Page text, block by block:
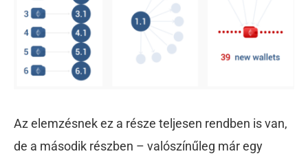
Az elemzésnek ez a része teljesen rendben is van,
de a második részben – valószínűleg már egy